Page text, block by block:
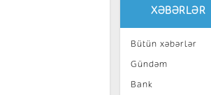
XƏBƏRLƏR
Bütün xəbərlər
Gündəm
Bank